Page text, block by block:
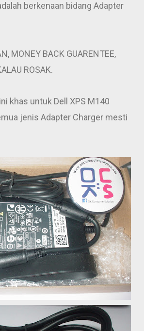
berkenaan bidang Adapter
MONEY BACK GUARENTEE,
ROSAK.
khas untuk Dell XPS M140
jenis Adapter Charger mesti